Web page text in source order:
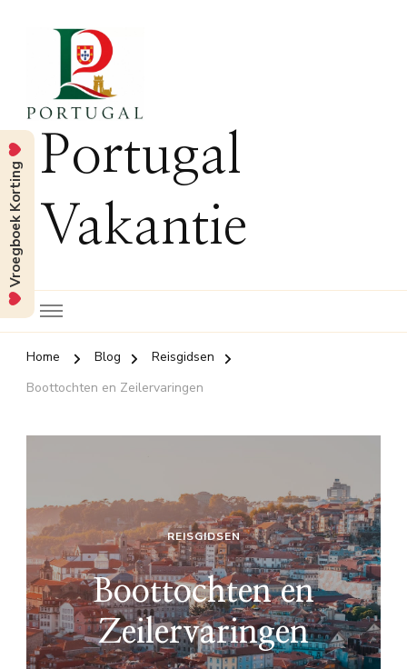
Portugal
Vakantie
Home Blog
Reisgidsen
Boottochten en Zeilervaringen
REISGIDSEN
Boottochten en
Zeilervaringen
Vroegboek Korting